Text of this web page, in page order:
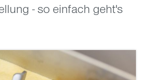
- so einfach geht's